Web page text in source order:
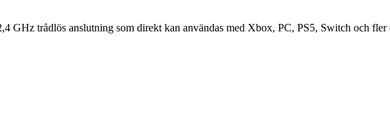
GHz trådlös anslutning som direkt kan användas med Xbox, PC, PS5, Switch och fler